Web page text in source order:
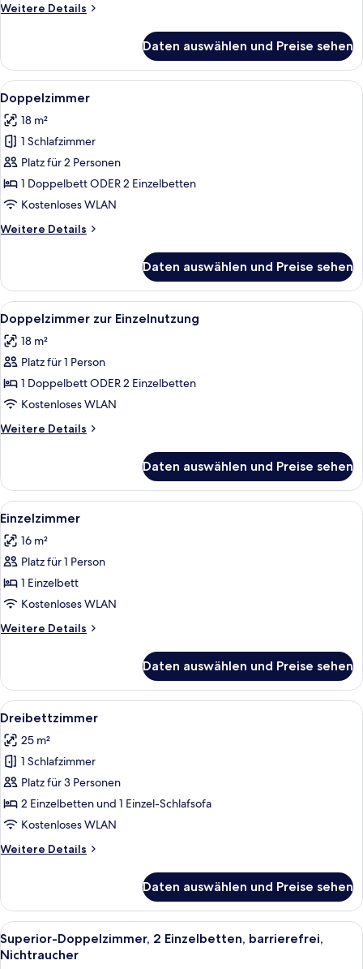
2
Accessible,
Non
Smoking
anzeigen
Weitere Details
Weitere
Double
Room,
2
Twin
Beds,
Accessible,
Non
Smoking
Daten auswählen und Preise sehen
Alle
Fotos
für
Doppelzimmer
anzeigen
Allergikerbettwaren, Minibar,
6
Doppelzimmer
18 m²
1 Schlafzimmer
Platz für 2 Personen
1 Doppelbett ODER 2 Einzelbetten
Kostenloses WLAN
Weitere Details
Weitere
Daten auswählen und Preise sehen
Alle
Fotos
für
Doppelzimmer
zur
Einzelnutzung
anzeigen
Allergikerbettwaren, Minibar,
5
Doppelzimmer zur Einzelnutzung
18 m²
Platz für 1 Person
1 Doppelbett ODER 2 Einzelbetten
Kostenloses WLAN
Weitere Details
Weitere
zur
Einzelnutzung
Daten auswählen und Preise sehen
Alle
Fotos
für
Einzelzimmer
anzeigen
Ein Hotelzimmer mit einem
6
Einzelzimmer
16 m²
Platz für 1 Person
1 Einzelbett
Kostenloses WLAN
Weitere Details
Weitere
Daten auswählen und Preise sehen
Alle
Fotos
für
Dreibettzimmer
anzeigen
Ein Hotelzimmer mit einem großen
6
Dreibettzimmer
25 m²
1 Schlafzimmer
Platz für 3 Personen
2 Einzelbetten und 1 Einzel-Schlafsofa
Kostenloses WLAN
Weitere Details
Weitere
Daten auswählen und Preise sehen
Alle
Fotos
Ein modernes Schlafzimmer mit
9
Superior-Doppelzimmer, 2 Einzelbetten, barrierefrei,
Nichtraucher